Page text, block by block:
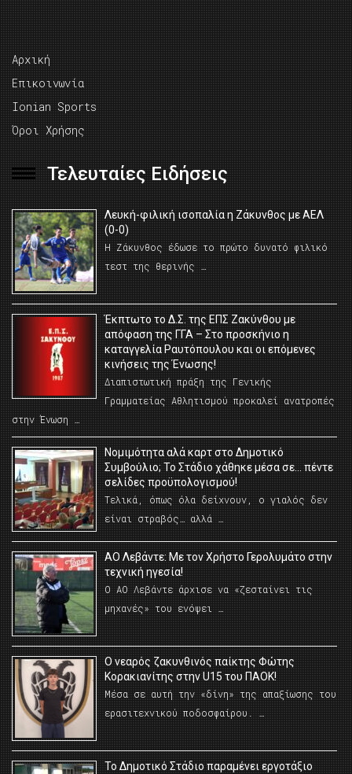
Αρχική
Επικοινωνία
Ionian Sports
Όροι Χρήσης
Τελευταίες Ειδήσεις
Λευκή-φιλική ισοπαλία η Ζάκυνθος με ΑΕΛ
(0-0)
Η Ζάκυνθος έδωσε το πρώτο δυνατό φιλικό
τεστ της θερινής …
Έκπτωτο το Δ.Σ. της ΕΠΣ Ζακύνθου με
απόφαση της ΓΓΑ – Στο προσκήνιο η
καταγγελία Ραυτόπουλου και οι επόμενες
κινήσεις της Ένωσης!
Διαπιστωτική πράξη της Γενικής
Γραμματείας Αθλητισμού προκαλεί ανατροπές
στην Ένωση …
Νομιμότητα αλά καρτ στο Δημοτικό
Συμβούλιο; Το Στάδιο χάθηκε μέσα σε… πέντε
σελίδες προϋπολογισμού!
Τελικά, όπως όλα δείχνουν, ο γιαλός δεν
είναι στραβός… αλλά …
ΑΟ Λεβάντε: Με τον Χρήστο Γερολυμάτο στην
τεχνική ηγεσία!
Ο ΑΟ Λεβάντε άρχισε να «ζεσταίνει τις
μηχανές» του ενόψει …
O νεαρός ζακυνθινός παίκτης Φώτης
Κορακιανίτης στην U15 του ΠΑΟΚ!
Μέσα σε αυτή την «δίνη» της απαξίωσης του
ερασιτεχνικού ποδοσφαίρου. …
Το Δημοτικό Στάδιο παραμένει εργοτάξιο